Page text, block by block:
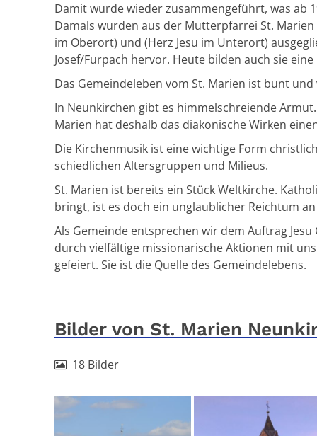
Damit wurde wieder zusammengeführt, was ab
Damals wurden aus der Mutterpfarrei St. Marien
im Oberort) und (Herz Jesu im Unterort)
Josef/Furpach hervor. Heute bilden auch sie
Das Gemeindeleben vom St. Marien ist bunt
In Neunkirchen gibt es himmelschreiende
Marien hat deshalb das diakonische Wirken
Die Kirchenmusik ist eine wichtige Form
schiedlichen Altersgruppen und Milieus.
St. Marien ist bereits ein Stück Weltkirche.
bringt, ist es doch ein unglaublicher Reichtum
Als Gemeinde entsprechen wir dem Auftrag
durch vielfältige missionarische Aktionen mit
gefeiert. Sie ist die Quelle des Gemeindelebens.
Bilder von St. Marien
18 Bilder